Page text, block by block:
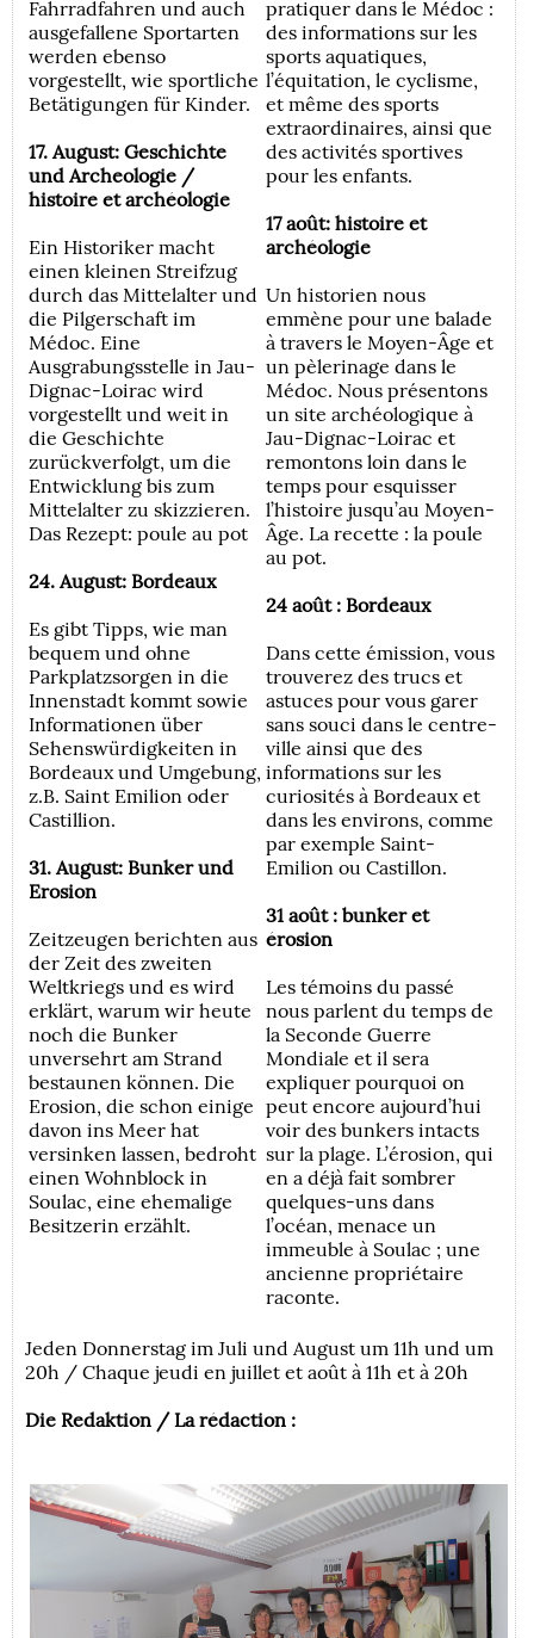
Fahrradfahren und auch
ausgefallene Sportarten
werden ebenso
vorgestellt, wie sportliche
Betätigungen für Kinder.
17. August: Geschichte
und Archeologie /
histoire et archéologie
Ein Historiker macht
einen kleinen Streifzug
durch das Mittelalter und
die Pilgerschaft im
Médoc. Eine
Ausgrabungsstelle in Jau-
Dignac-Loirac wird
vorgestellt und weit in
die Geschichte
zurückverfolgt, um die
Entwicklung bis zum
Mittelalter zu skizzieren.
Das Rezept: poule au pot
24. August: Bordeaux
Es gibt Tipps, wie man
bequem und ohne
Parkplatzsorgen in die
Innenstadt kommt sowie
Informationen über
Sehenswürdigkeiten in
Bordeaux und Umgebung,
z.B. Saint Emilion oder
Castillion.
31. August: Bunker und
Erosion
Zeitzeugen berichten aus
der Zeit des zweiten
Weltkriegs und es wird
erklärt, warum wir heute
noch die Bunker
unversehrt am Strand
bestaunen können. Die
Erosion, die schon einige
davon ins Meer hat
versinken lassen, bedroht
einen Wohnblock in
Soulac, eine ehemalige
Besitzerin erzählt.
pratiquer dans le Médoc :
des informations sur les
sports aquatiques,
l’équitation, le cyclisme,
et même des sports
extraordinaires, ainsi que
des activités sportives
pour les enfants.
17 août: histoire et
archéologie
Un historien nous
emmène pour une balade
à travers le Moyen-Âge et
un pèlerinage dans le
Médoc. Nous présentons
un site archéologique à
Jau-Dignac-Loirac et
remontons loin dans le
temps pour esquisser
l’histoire jusqu’au Moyen-
Âge. La recette : la poule
au pot.
24 août : Bordeaux
Dans cette émission, vous
trouverez des trucs et
astuces pour vous garer
sans souci dans le centre-
ville ainsi que des
informations sur les
curiosités à Bordeaux et
dans les environs, comme
par exemple Saint-
Emilion ou Castillon.
31 août : bunker et
érosion
Les témoins du passé
nous parlent du temps de
la Seconde Guerre
Mondiale et il sera
expliquer pourquoi on
peut encore aujourd’hui
voir des bunkers intacts
sur la plage. L’érosion, qui
en a déjà fait sombrer
quelques-uns dans
l’océan, menace un
immeuble à Soulac ; une
ancienne propriétaire
raconte.
Jeden Donnerstag im Juli und August um 11h und um
20h / Chaque jeudi en juillet et août à 11h et à 20h
Die Redaktion / La rédaction :